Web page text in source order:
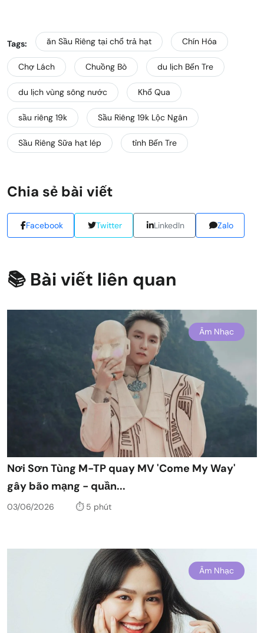
Tags: ăn Sầu Riêng tại chổ trả hạt Chín Hóa
Chợ Lách Chuồng Bò du lịch Bến Tre
du lịch vùng sông nước Khổ Qua
sầu riêng 19k Sầu Riêng 19k Lộc Ngân
Sầu Riêng Sữa hạt lép tỉnh Bến Tre
Chia sẻ bài viết
Facebook Twitter LinkedIn Zalo
📚 Bài viết liên quan
Âm Nhạc
Nơi Sơn Tùng M-TP quay MV 'Come My Way'
gây bão mạng - quần...
03/06/2026 ⏱️ 5 phút
Âm Nhạc